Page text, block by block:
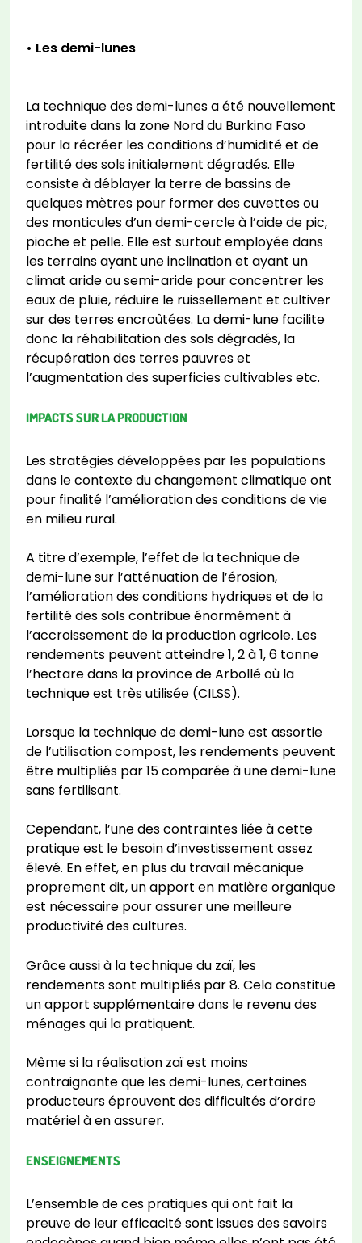
• Les demi-lunes
La technique des demi-lunes a été nouvellement
introduite dans la zone Nord du Burkina Faso
pour la récréer les conditions d’humidité et de
fertilité des sols initialement dégradés. Elle
consiste à déblayer la terre de bassins de
quelques mètres pour former des cuvettes ou
des monticules d’un demi-cercle à l’aide de pic,
pioche et pelle. Elle est surtout employée dans
les terrains ayant une inclination et ayant un
climat aride ou semi-aride pour concentrer les
eaux de pluie, réduire le ruissellement et cultiver
sur des terres encroûtées. La demi-lune facilite
donc la réhabilitation des sols dégradés, la
récupération des terres pauvres et
l’augmentation des superficies cultivables etc.
IMPACTS SUR LA PRODUCTION
Les stratégies développées par les populations
dans le contexte du changement climatique ont
pour finalité l’amélioration des conditions de vie
en milieu rural.
A titre d’exemple, l’effet de la technique de
demi-lune sur l’atténuation de l’érosion,
l’amélioration des conditions hydriques et de la
fertilité des sols contribue énormément à
l’accroissement de la production agricole. Les
rendements peuvent atteindre 1, 2 à 1, 6 tonne
l’hectare dans la province de Arbollé où la
technique est très utilisée (CILSS).
Lorsque la technique de demi-lune est assortie
de l’utilisation compost, les rendements peuvent
être multipliés par 15 comparée à une demi-lune
sans fertilisant.
Cependant, l’une des contraintes liée à cette
pratique est le besoin d’investissement assez
élevé. En effet, en plus du travail mécanique
proprement dit, un apport en matière organique
est nécessaire pour assurer une meilleure
productivité des cultures.
Grâce aussi à la technique du zaï, les
rendements sont multipliés par 8. Cela constitue
un apport supplémentaire dans le revenu des
ménages qui la pratiquent.
Même si la réalisation zaï est moins
contraignante que les demi-lunes, certaines
producteurs éprouvent des difficultés d’ordre
matériel à en assurer.
ENSEIGNEMENTS
L’ensemble de ces pratiques qui ont fait la
preuve de leur efficacité sont issues des savoirs